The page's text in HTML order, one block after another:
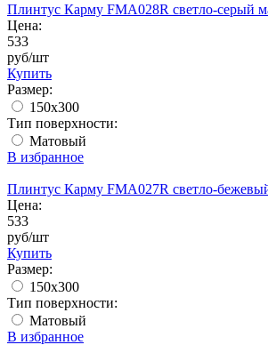
Плинтус Карму FMA028R светло-серый
Цена:
533
руб/шт
Купить
Размер:
150x300
Тип поверхности:
Матовый
В избранное
Плинтус Карму FMA027R светло-
Цена:
533
руб/шт
Купить
Размер:
150x300
Тип поверхности:
Матовый
В избранное